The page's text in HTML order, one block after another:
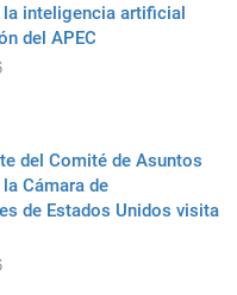
inteligencia artificial
del APEC
del Comité de Asuntos
Cámara de
de Estados Unidos visita